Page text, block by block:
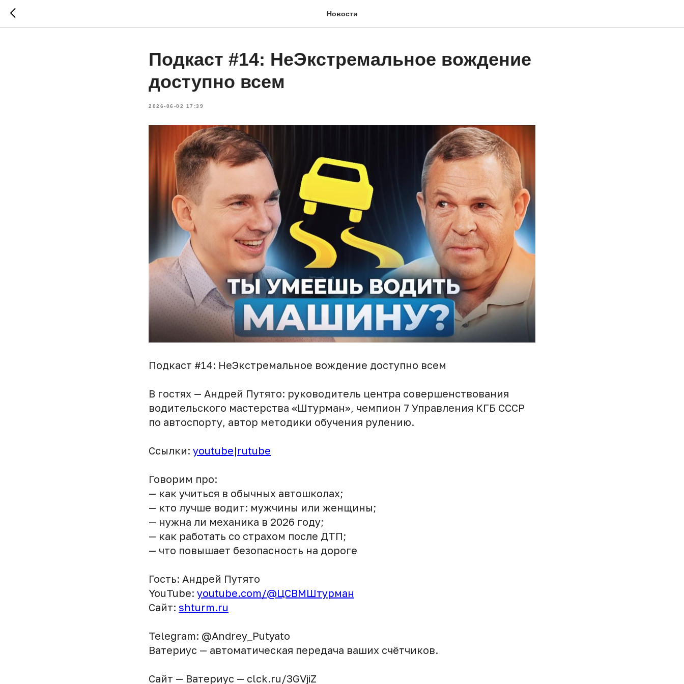
Новости
Подкаст #14: НеЭкстремальное вождение
доступно всем
2026-06-02 17:39
Подкаст #14: НеЭкстремальное вождение доступно всем
В гостях — Андрей Путято: руководитель центра совершенствования
водительского мастерства «Штурман», чемпион 7 Управления КГБ СССР
по автоспорту, автор методики обучения рулению.
Ссылки: youtube|rutube
Говорим про:
— как учиться в обычных автошколах;
— кто лучше водит: мужчины или женщины;
— нужна ли механика в 2026 году;
— как работать со страхом после ДТП;
— что повышает безопасность на дороге
Гость: Андрей Путято
YouTube: youtube.com/@ЦСВМШтурман
Сайт: shturm.ru
Telegram: @Andrey_Putyato
Ватериус — автоматическая передача ваших счётчиков.
Сайт — Ватериус — clck.ru/3GVjiZ